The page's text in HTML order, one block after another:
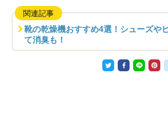
関連記事
靴の乾燥機おすすめ4選！シューズや
て消臭も！